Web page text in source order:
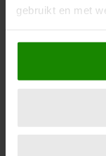
gebruikt en met
Als u het
locatie, die
scannen op
verwerkt en stel